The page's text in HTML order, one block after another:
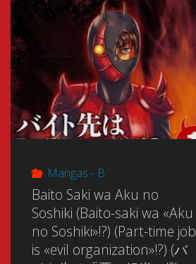
Mangas - B
Baito Saki wa Aku no
Soshiki (Baito-saki wa «Aku
no Soshiki»!?) (Part-time job
is «evil organization»!?) (バ